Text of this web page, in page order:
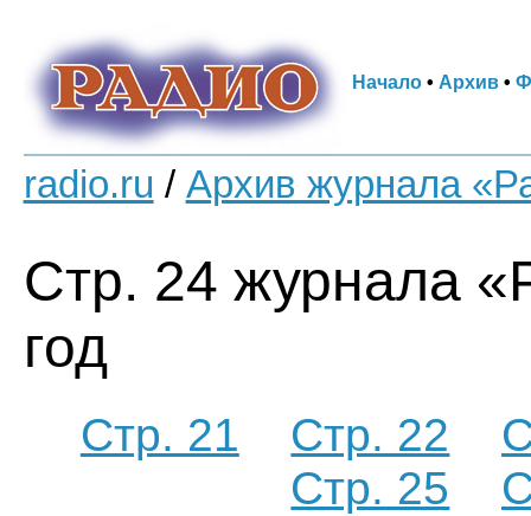
Начало• Архив•
radio.ru / Архив журнала
Стр. 24 журнала
год
Стр. 21 Стр. 22
Стр. 25